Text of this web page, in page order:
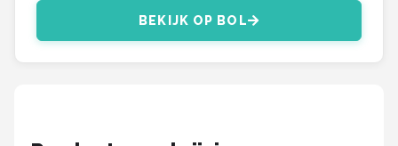
Alle merken →
BEKIJK OP BOL